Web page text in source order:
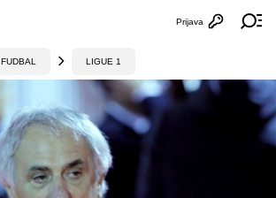
Otvori
Prijava
FUDBAL LIGUE 1